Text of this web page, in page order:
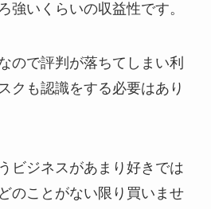
強いくらいの収益性です。
ので評判が落ちてしまい利
クも認識をする必要はあり
ビジネスがあまり好きでは
のことがない限り買いませ